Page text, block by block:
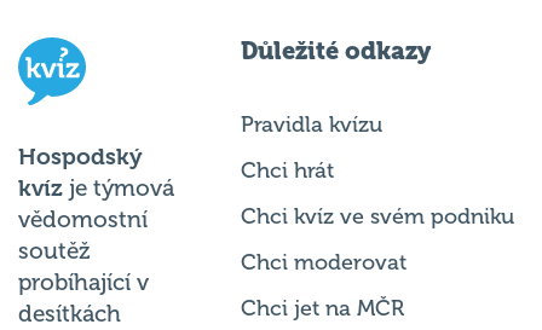
Hospodský
kvíz je týmová
vědomostní
soutěž
probíhající v
desítkách
Důležité odkazy
Pravidla kvízu
Chci hrát
Chci kvíz ve svém podniku
Chci moderovat
Chci jet na MČR